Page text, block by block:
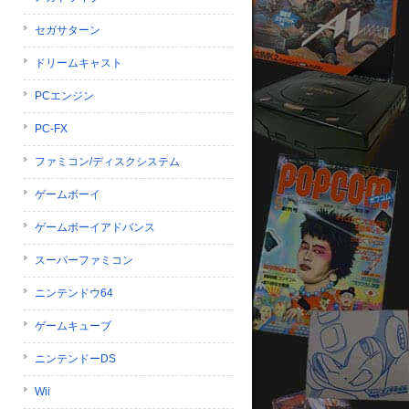
セガサターン
ドリームキャスト
PCエンジン
PC-FX
ファミコン/ディスクシステム
ゲームボーイ
ゲームボーイアドバンス
スーパーファミコン
ニンテンドウ64
ゲームキューブ
ニンテンドーDS
Wii